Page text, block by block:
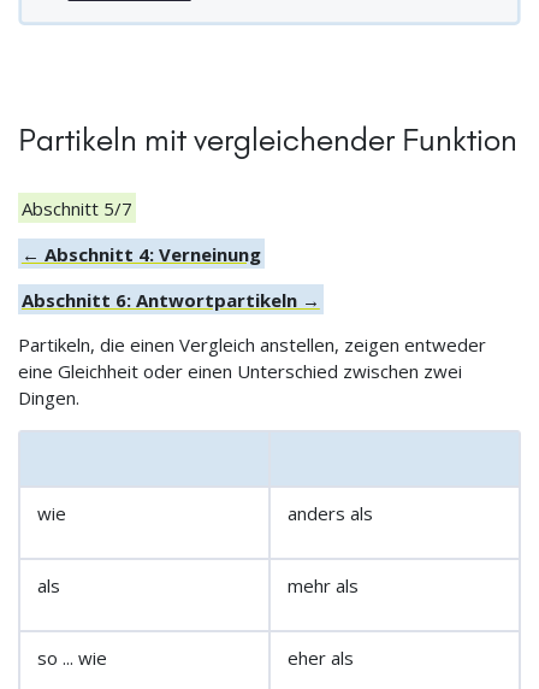
Partikeln mit vergleichender Funktion
Abschnitt 5/7
← Abschnitt 4: Verneinung
Abschnitt 6: Antwortpartikeln →
Partikeln, die einen Vergleich anstellen, zeigen entweder
eine Gleichheit oder einen Unterschied zwischen zwei
Dingen.
wie anders als
als mehr als
so ... wie eher als